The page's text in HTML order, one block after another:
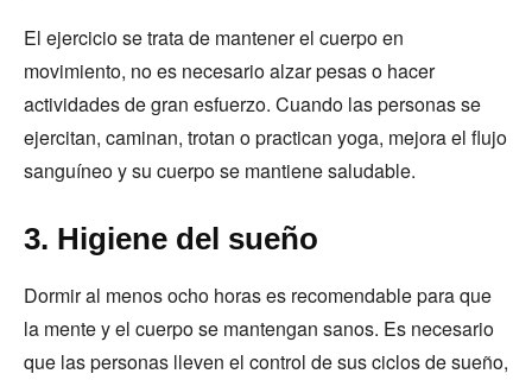
El ejercicio se trata de mantener el cuerpo en
movimiento, no es necesario alzar pesas o hacer
actividades de gran esfuerzo. Cuando las personas se
ejercitan, caminan, trotan o practican yoga, mejora el flujo
sanguíneo y su cuerpo se mantiene saludable.
3. Higiene del sueño
Dormir al menos ocho horas es recomendable para que
la mente y el cuerpo se mantengan sanos. Es necesario
que las personas lleven el control de sus ciclos de sueño,